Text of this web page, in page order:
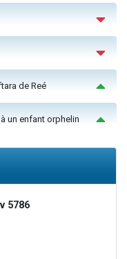
de Reé
un enfant orphelin
5786